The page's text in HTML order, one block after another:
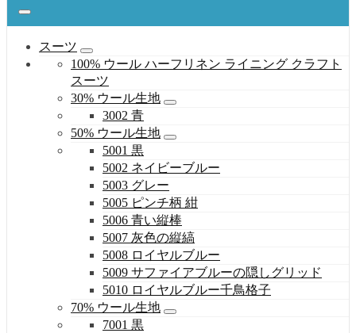
スーツ
100% ウール ハーフリネン ライニング クラフト
スーツ
30% ウール生地
3002 青
50% ウール生地
5001 黒
5002 ネイビーブルー
5003 グレー
5005 ピンチ柄 紺
5006 青い縦棒
5007 灰色の縦縞
5008 ロイヤルブルー
5009 サファイアブルーの隠しグリッド
5010 ロイヤルブルー千鳥格子
70% ウール生地
7001 黒